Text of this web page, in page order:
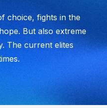
choice, fights in the
But also extreme
The current elites